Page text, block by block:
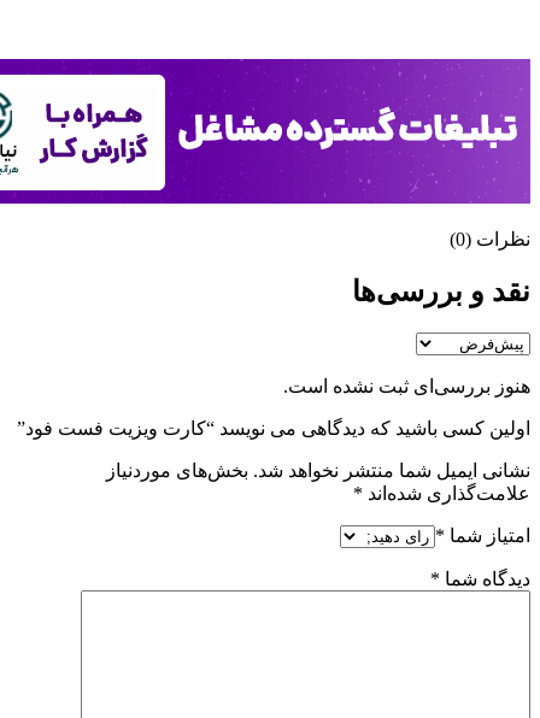
نظرات (0)
نقد و بررسی‌ها
هنوز بررسی‌ای ثبت نشده است.
اولین کسی باشید که دیدگاهی می نویسد “کارت ویزیت فست فود”
نشانی ایمیل شما منتشر نخواهد شد. بخش‌های موردنیاز
علامت‌گذاری شده‌اند *
امتیاز شما *
دیدگاه شما *